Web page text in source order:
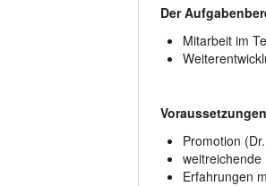
Der
Mitarbeit im
Voraussetzungen
Promotion
Erfahrungen